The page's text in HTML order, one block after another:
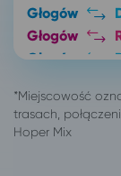
Głogów
Głogów
Głogów
Głogów
Głogów